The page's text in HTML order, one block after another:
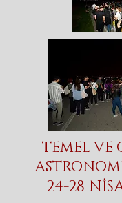
TEMEL VE
24-28